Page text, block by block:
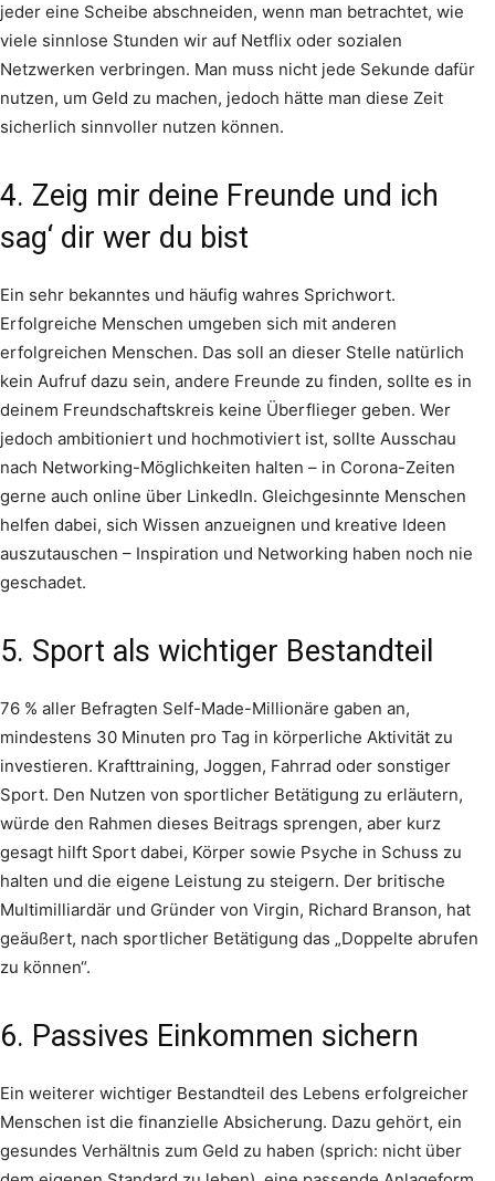
jeder eine Scheibe abschneiden, wenn man betrachtet, wie
viele sinnlose Stunden wir auf Netflix oder sozialen
Netzwerken verbringen. Man muss nicht jede Sekunde dafür
nutzen, um Geld zu machen, jedoch hätte man diese Zeit
sicherlich sinnvoller nutzen können.
4. Zeig mir deine Freunde und ich
sag‘ dir wer du bist
Ein sehr bekanntes und häufig wahres Sprichwort.
Erfolgreiche Menschen umgeben sich mit anderen
erfolgreichen Menschen. Das soll an dieser Stelle natürlich
kein Aufruf dazu sein, andere Freunde zu finden, sollte es in
deinem Freundschaftskreis keine Überflieger geben. Wer
jedoch ambitioniert und hochmotiviert ist, sollte Ausschau
nach Networking-Möglichkeiten halten – in Corona-Zeiten
gerne auch online über LinkedIn. Gleichgesinnte Menschen
helfen dabei, sich Wissen anzueignen und kreative Ideen
auszutauschen – Inspiration und Networking haben noch nie
geschadet.
5. Sport als wichtiger Bestandteil
76 % aller Befragten Self-Made-Millionäre gaben an,
mindestens 30 Minuten pro Tag in körperliche Aktivität zu
investieren. Krafttraining, Joggen, Fahrrad oder sonstiger
Sport. Den Nutzen von sportlicher Betätigung zu erläutern,
würde den Rahmen dieses Beitrags sprengen, aber kurz
gesagt hilft Sport dabei, Körper sowie Psyche in Schuss zu
halten und die eigene Leistung zu steigern. Der britische
Multimilliardär und Gründer von Virgin, Richard Branson, hat
geäußert, nach sportlicher Betätigung das „Doppelte abrufen
zu können“.
6. Passives Einkommen sichern
Ein weiterer wichtiger Bestandteil des Lebens erfolgreicher
Menschen ist die finanzielle Absicherung. Dazu gehört, ein
gesundes Verhältnis zum Geld zu haben (sprich: nicht über